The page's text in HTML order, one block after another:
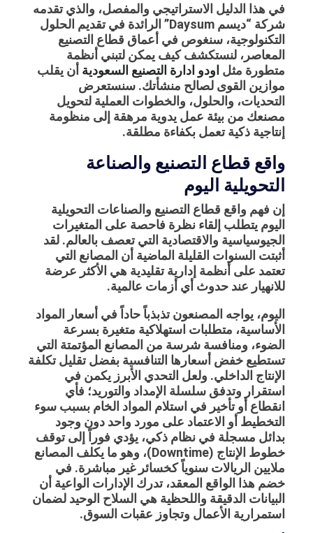
في هذا الدليل الاستراتيجي والمفصل، والذي تقدمه
شركة “ديسم Daysum” الرائدة في تقديم الحلول
التكنولوجية، سنغوص في أعماق قطاع التصنيع
المعاصر، لنستكشف كيف يمكن لتبني أنظمة
متطورة مثل اودو ادارة التصنيع السعودية أن يقلب
موازين القوى لصالح منشأتك. سنستعرض
التحديات، والحلول، والخطوات العملية لتحويل
مصنعك من بيئة عمل يدوية مرهقة إلى منظومة
إنتاجية ذكية تعمل بكفاءة مطلقة.
واقع قطاع التصنيع والصناعة
التحويلية اليوم
إن فهم واقع قطاع التصنيع والصناعات التحويلية
اليوم يتطلب إلقاء نظرة فاحصة على المتغيرات
الجيوسياسية والاقتصادية التي تعصف بالعالم. لقد
أثبتت السنوات القليلة الماضية أن المصانع التي
تعتمد على أنظمة إدارية تقليدية هي الأكثر عرضة
للانهيار عند حدوث أي أزمات عالمية.
اليوم، يواجه المصنعون تذبذباً حاداً في أسعار المواد
الأساسية، متطلبات استهلاكية متغيرة بسرعة
الضوء، ومنافسة شرسة من المصانع المؤتمتة التي
تستطيع خفض أسعارها التنافسية بفضل تقليل تكلفة
الإنتاج الداخلي. ولعل التحدي الأبرز يكمن في
استقرار وتدفق سلسلة الإمداد والتوريد؛ فأي
انقطاع أو تأخير في استلام المواد الخام بسبب سوء
التخطيط أو الاعتماد على مورد واحد دون وجود
بدائل مسجلة في نظام ذكي، يؤدي فوراً إلى توقف
خطوط الإنتاج (Downtime)، وهو ما يكلف المصانع
ملايين الريالات سنوياً كخسائر غير مباشرة. في
خضم هذا الواقع المعقد، تدرك الإدارات الواعية أن
البيانات الدقيقة واللحظية هي السلاح الوحيد لضمان
استمرارية الأعمال وتجاوز عقبات السوق.